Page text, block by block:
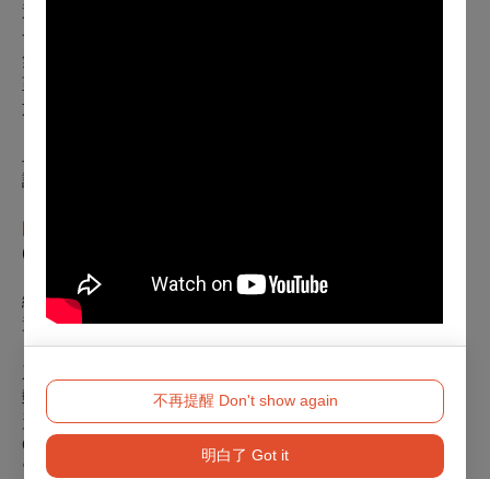
不再提醒 Don't show again
明白了 Got it
退票辦法如下，請依照購票時所選付款方式辦理：
一、【刷卡購買、以文化幣全額支付】
無須主動申請退票。刷卡購買者，系統將會自動退刷全額票款
至「原購票人」信用卡；以文化幣全額支付者，將全額返還至
文化幣帳號。
請於
國立成功大學
(票務徐銘詩)
線上辦理：至
退票申請系統
，勾選項目3.「節目取消退票申請」辦理退票，並請依照申請
系統內指示，上傳票券及存摺照片，以利完成現金退款。
郵寄辦理：請於退票截止日前（以郵戳為憑，須自行負擔郵
資）掛號郵寄票券至 「100011台北市中正區中山南路21-1號
OPENTIX電商營運組 退票小組收」。請務必附上存摺影本及
電話聯絡資料，以便退款至指定之帳戶。